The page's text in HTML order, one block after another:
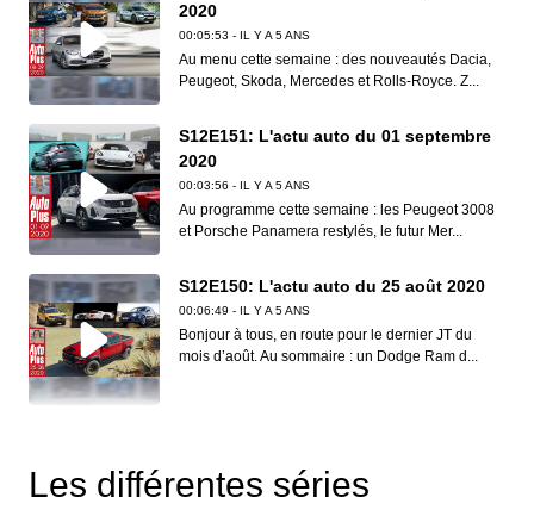
2020
00:05:53 - IL Y A 5 ANS
Au menu cette semaine : des nouveautés Dacia,
Peugeot, Skoda, Mercedes et Rolls-Royce. Z...
S12E151: L'actu auto du 01 septembre
2020
00:03:56 - IL Y A 5 ANS
Au programme cette semaine : les Peugeot 3008
et Porsche Panamera restylés, le futur Mer...
S12E150: L'actu auto du 25 août 2020
00:06:49 - IL Y A 5 ANS
Bonjour à tous, en route pour le dernier JT du
mois d’août. Au sommaire : un Dodge Ram d...
Dans ce nouveau JT d’Auto Plus, on vous
Les différentes séries